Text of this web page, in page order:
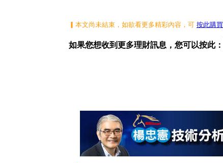
▎本文尚未結束，如欲看更多精彩內容，可 按此購買
如果您想收到更多理財訊息，您可以按此：